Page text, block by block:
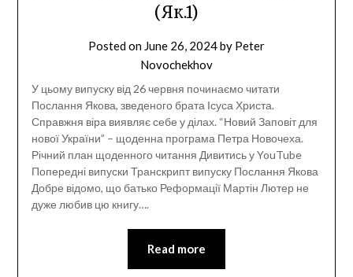
(Як.1)
Posted on June 26, 2024by Peter
Novochekhov
У цьому випуску від 26 червня починаємо читати
Послання Якова, зведеного брата Ісуса Христа.
Справжня віра виявляє себе у ділах. “Новий Заповіт для
нової України” – щоденна програма Петра Новочеха.
Річний план щоденного читання Дивитись у YouTube
Попередні випуски Транскрипт випуску Послання Якова
Добре відомо, що батько Реформації Мартін Лютер не
дуже любив цю книгу….
Read more